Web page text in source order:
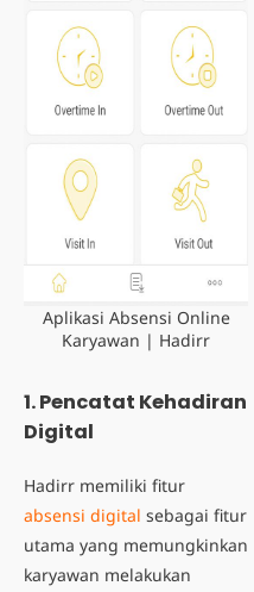
Aplikasi Absensi Online
Karyawan | Hadirr
1. Pencatat Kehadiran
Digital
Hadirr memiliki fitur
absensi digital sebagai fitur
utama yang memungkinkan
karyawan melakukan